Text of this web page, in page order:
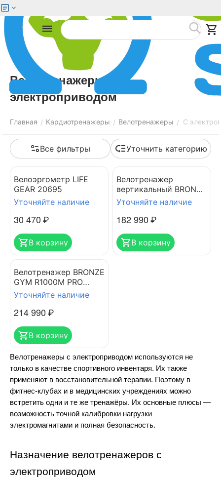
Велотренажеры с
электроприводом
Главная / Кардиотренажеры / Велотренажеры / С
Все фильтры Уточнить категорию
Велотренажеры с электроприводом используются не
только в качестве спортивного инвентаря. Их также
применяют в восстановительной терапии. Поэтому в
фитнес-клубах и в медицинских учреждениях можно
встретить одни и те же тренажёры. Их основные плюсы —
возможность точной калибровки нагрузки
электромагнитами и полная безопасность.
Назначение велотренажеров с
электроприводом
Велоэргометр LIFE
GEAR 20695
Уточняйте наличие
30 470₽
В корзину
Велотренажер
вертикальный BRONZE
GYM U1000M PRO
Уточняйте наличие
182 990₽
В корзину
Велотренажер BRONZE
GYM R1000M PRO
TURBO (new)
Уточняйте наличие
214 990₽
В корзину
Меню Найти